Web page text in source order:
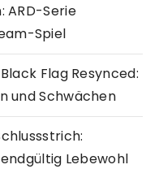
ARD-Serie
Spiel
Flag Resynced:
und Schwächen
Lebewohl